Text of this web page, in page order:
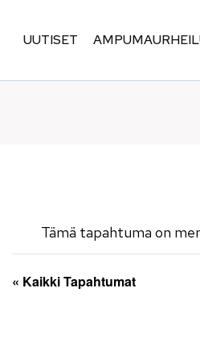
UUTISET
Tämä tapahtuma on
« Kaikki Tapahtumat